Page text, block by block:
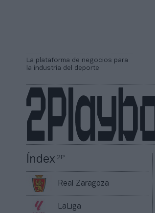
La plataforma de negocios para
la industria del deporte
Índex2P
Real Zaragoza
LaLiga